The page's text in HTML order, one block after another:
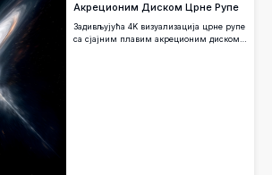
Акреционим Диском Црне Рупе
Задивљујућа 4K визуализација црне рупе
са сјајним плавим акреционим диском